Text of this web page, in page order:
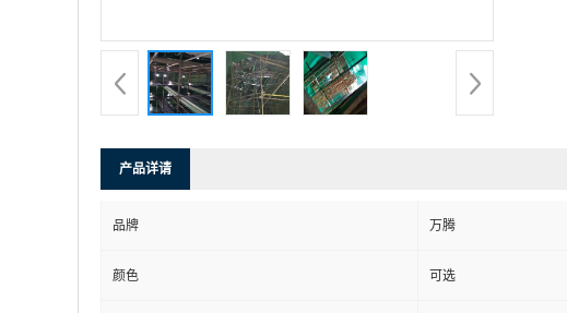
产品详请
品牌 万腾
颜色 可选